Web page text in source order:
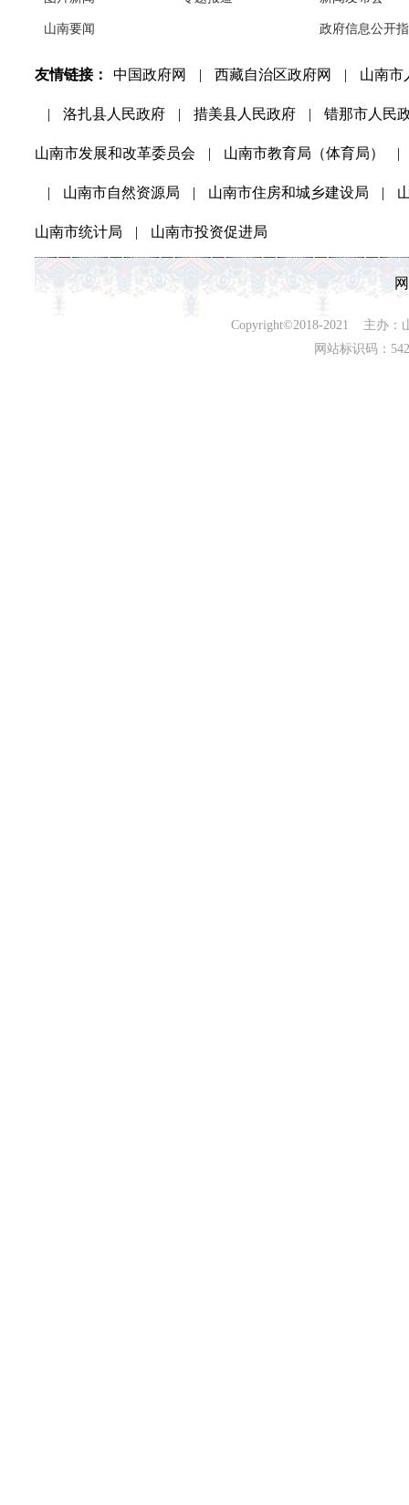
山南要闻 政府信息公开
友情链接： 中国政府网 | 西藏自治区政府网 | 山南市
| 洛扎县人民政府 | 措美县人民政府 | 错那市人民
山南市发展和改革委员会 | 山南市教育局（体育局） |
| 山南市自然资源局 | 山南市住房和城乡建设局 |
山南市统计局 | 山南市投资促进局
Copyright©2018-2021 主办：
网站标识码：